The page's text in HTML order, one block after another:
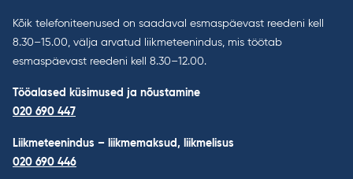
Kõik telefoniteenused on saadaval esmaspäevast reedeni kell
8.30–15.00, välja arvatud liikmeteenindus, mis töötab
esmaspäevast reedeni kell 8.30–12.00.
Tööalased küsimused ja nõustamine
020 690 447
Liikmeteenindus – liikmemaksud, liikmelisus
020 690 446